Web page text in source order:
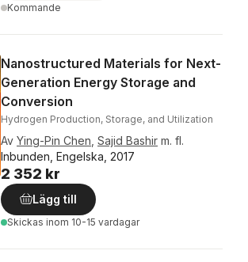
Kommande
Nanostructured Materials for Next-
Generation Energy Storage and
Conversion
Hydrogen Production, Storage, and Utilization
Av Ying-Pin Chen Sajid Bashir m. fl.
Inbunden, Engelska, 2017
2 352 kr
Lägg till
Skickas inom 10-15 vardagar